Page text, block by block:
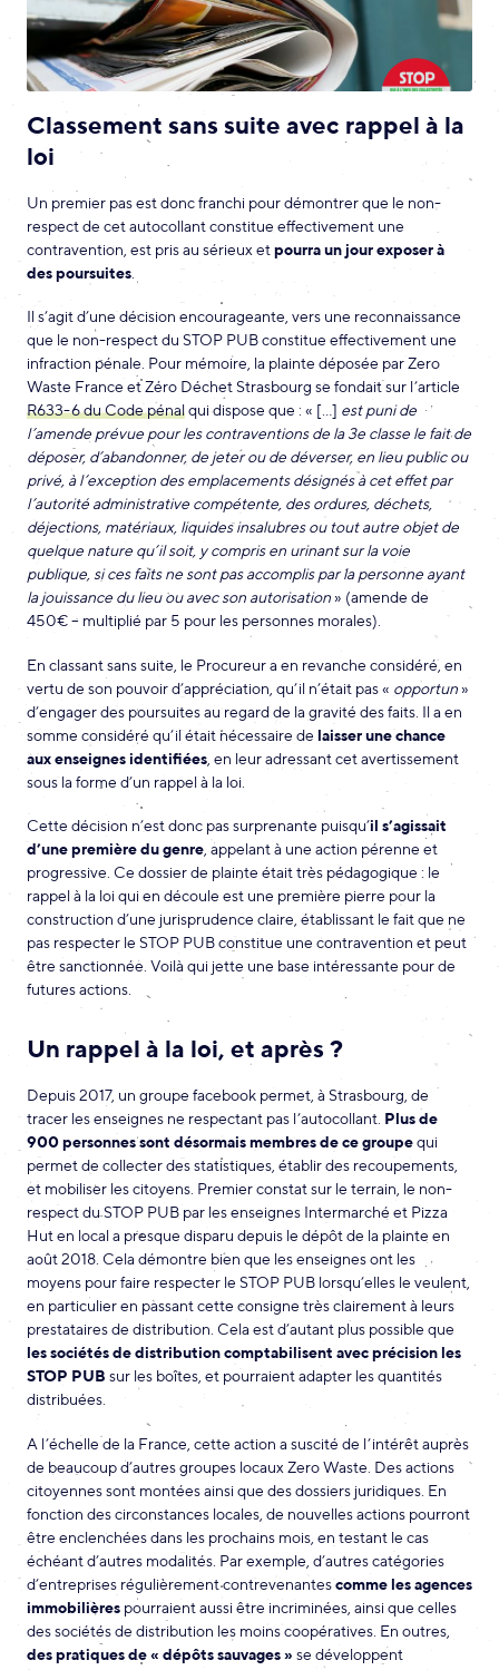
Classement sans suite avec rappel à la
loi
Un premier pas est donc franchi pour démontrer que le non-
respect de cet autocollant constitue effectivement une
contravention, est pris au sérieux etpourra un jour exposer à
des poursuites.
Il s’agit d’une décision encourageante, vers une reconnaissance
que le non-respect du STOP PUB constitue effectivement une
infraction pénale. Pour mémoire, la plainte déposée par Zero
Waste France et Zéro Déchet Strasbourg se fondait sur l’article
R633-6 du Code pénalqui dispose que : « […] est puni de
l’amende prévue pour les contraventions de la 3e classe le fait de
déposer, d’abandonner, de jeter ou de déverser, en lieu public ou
privé, à l’exception des emplacements désignés à cet effet par
l’autorité administrative compétente, des ordures, déchets,
déjections, matériaux, liquides insalubres ou tout autre objet de
quelque nature qu’il soit, y compris en urinant sur la voie
publique, si ces faits ne sont pas accomplis par la personne ayant
la jouissance du lieu ou avec son autorisation» (amende de
450€ – multiplié par 5 pour les personnes morales).
En classant sans suite, le Procureur a en revanche considéré, en
vertu de son pouvoir d’appréciation, qu’il n’était pas « opportun»
d’engager des poursuites au regard de la gravité des faits. Il a en
somme considéré qu’il était nécessaire de laisser une chance
aux enseignes identifiées , en leur adressant cet avertissement
sous la forme d’un rappel à la loi.
Cette décision n’est donc pas surprenante puisqu’il s’agissait
d’une première du genre , appelant à une action pérenne et
progressive. Ce dossier de plainte était très pédagogique : le
rappel à la loi qui en découle est une première pierre pour la
construction d’une jurisprudence claire, établissant le fait que ne
pas respecter le STOP PUB constitue une contravention et peut
être sanctionnée. Voilà qui jette une base intéressante pour de
futures actions.
Un rappel à la loi, et après ?
Depuis 2017, un groupe facebook permet, à Strasbourg, de
tracer les enseignes ne respectant pas l’autocollant. Plus de
900 personnes sont désormais membres de ce groupequi
permet de collecter des statistiques, établir des recoupements,
et mobiliser les citoyens. Premier constat sur le terrain, le non-
respect du STOP PUB par les enseignes Intermarché et Pizza
Hut en local a presque disparu depuis le dépôt de la plainte en
août 2018. Cela démontre bien que les enseignes ont les
moyens pour faire respecter le STOP PUB lorsqu’elles le veulent,
en particulier en passant cette consigne très clairement à leurs
prestataires de distribution. Cela est d’autant plus possible que
les sociétés de distribution comptabilisent avec précision les
STOP PUB sur les boîtes, et pourraient adapter les quantités
distribuées.
A l’échelle de la France, cette action a suscité de l’intérêt auprès
de beaucoup d’autres groupes locaux Zero Waste. Des actions
citoyennes sont montées ainsi que des dossiers juridiques. En
fonction des circonstances locales, de nouvelles actions pourront
être enclenchées dans les prochains mois, en testant le cas
échéant d’autres modalités. Par exemple, d’autres catégories
d’entreprises régulièrement contrevenantescomme les agences
immobilières pourraient aussi être incriminées, ainsi que celles
des sociétés de distribution les moins coopératives. En outres,
des pratiques de « dépôts sauvages » se développent